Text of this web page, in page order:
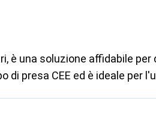
è una soluzione affidabile per
di presa CEE ed è ideale per